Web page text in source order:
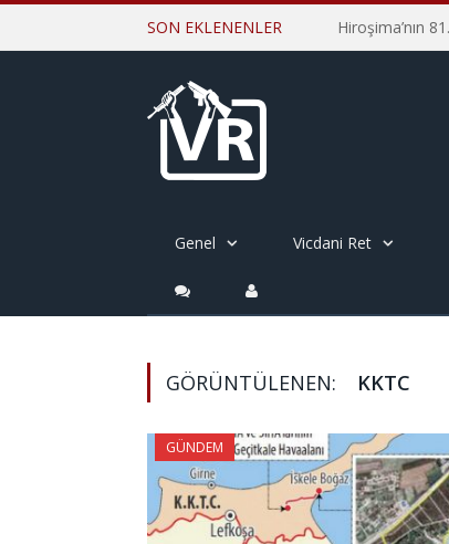
SON EKLENENLER
Genel Vicdani Ret
GÖRÜNTÜLENEN: KKTC
GÜNDEM